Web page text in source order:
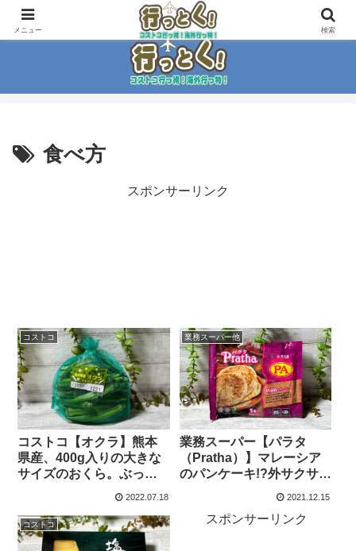
コストコ大好き家族がイチ押商品紹介！！
食べ方
スポンサーリンク
コストコ
コストコ【オクラ】熊本
県産、400g入りの大きな
サイズのおくら。ぶっか
2022.07.18
業務スーパー他
業務スーパー【パラタ
（Pratha）】マレーシア
のパンケーキ!?外サクサ
も美味しいです。
2021.12.15
コストコ スポンサーリンク
メニュー 検索